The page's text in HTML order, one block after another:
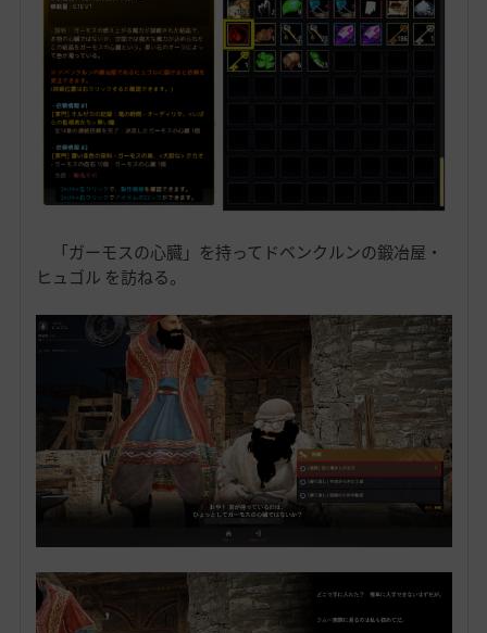
「ガーモスの心臓」を持ってドベンクルンの鍛冶屋・
ヒュゴル を訪ねる。